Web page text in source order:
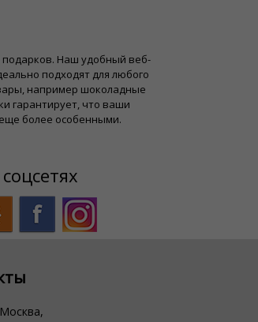
подарков. Наш удобный веб-
подходят для любого
например шоколадные
гарантирует, что ваши
более особенными.